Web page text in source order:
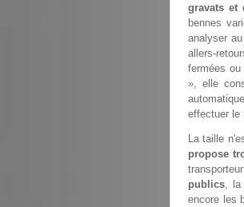
gravats et
bennes
analyser
allers-
fermées ou
», elle
effectuer le
La taille
propose
publics, la
encore les